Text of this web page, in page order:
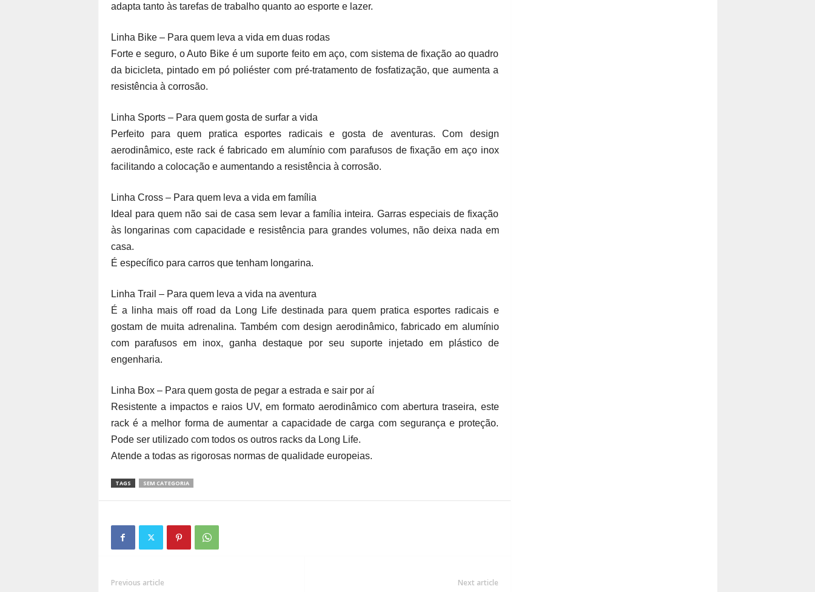
adapta tanto às tarefas de trabalho quanto ao esporte e lazer.
Linha Bike – Para quem leva a vida em duas rodas
Forte e seguro, o Auto Bike é um suporte feito em aço, com sistema de fixação ao quadro
da bicicleta, pintado em pó poliéster com pré-tratamento de fosfatização, que aumenta a
resistência à corrosão.
Linha Sports – Para quem gosta de surfar a vida
Perfeito para quem pratica esportes radicais e gosta de aventuras. Com design
aerodinâmico, este rack é fabricado em alumínio com parafusos de fixação em aço inox
facilitando a colocação e aumentando a resistência à corrosão.
Linha Cross – Para quem leva a vida em família
Ideal para quem não sai de casa sem levar a família inteira. Garras especiais de fixação
às longarinas com capacidade e resistência para grandes volumes, não deixa nada em
casa.
É específico para carros que tenham longarina.
Linha Trail – Para quem leva a vida na aventura
É a linha mais off road da Long Life destinada para quem pratica esportes radicais e
gostam de muita adrenalina. Também com design aerodinâmico, fabricado em alumínio
com parafusos em inox, ganha destaque por seu suporte injetado em plástico de
engenharia.
Linha Box – Para quem gosta de pegar a estrada e sair por aí
Resistente a impactos e raios UV, em formato aerodinâmico com abertura traseira, este
rack é a melhor forma de aumentar a capacidade de carga com segurança e proteção.
Pode ser utilizado com todos os outros racks da Long Life.
Atende a todas as rigorosas normas de qualidade europeias.
TAGS SEM CATEGORIA
Previous article Next article